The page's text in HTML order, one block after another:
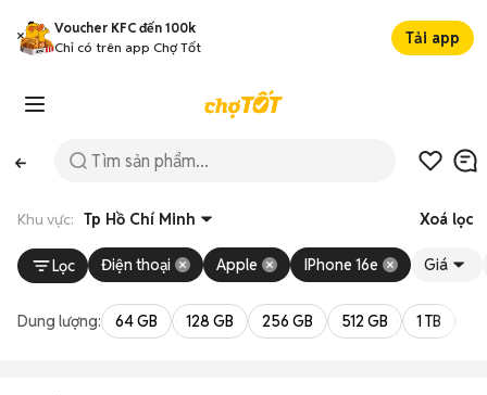
Voucher KFC đến 100k
Chỉ có trên app Chợ Tốt
Tải app
Khu vực: Tp Hồ Chí Minh Xoá lọc
Lọc Điện thoại Apple IPhone 16e Giá
Dung lượng: 64 GB 128 GB 256 GB 512 GB 1 TB